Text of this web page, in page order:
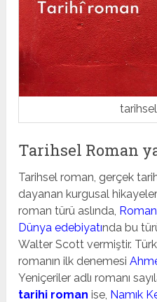
Tarihsel Roman
Tarihsel roman, gerçek
dayanan kurgusal
roman türü aslında,
Dünya edebiyatında bu
Walter Scott vermiştir.
romanın ilk denemesi
Yeniçeriler adlı romanı
tarihi roman ise, Namık